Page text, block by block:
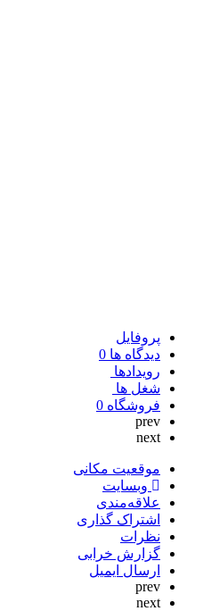
پروفایل
دیدگاه ها 0
رویدادها
شغل ها
فروشگاه 0
prev
next
موقعیت مکانی
وبسایت
علاقه‌مندی
اشتراک گذاری
نظرات
گزارش خرابی
ارسال ایمیل
prev
next